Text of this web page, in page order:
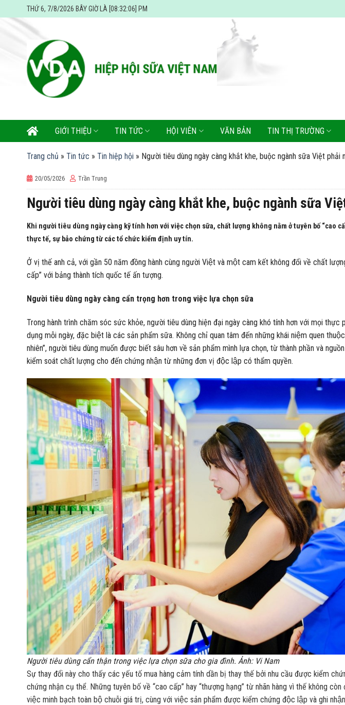
to
THỨ 6, 7/8/2026 BÂY GIỜ LÀ [08:32:07] PM
GIỚI THIỆU TIN TỨC HỘI VIÊN VĂN BẢN TIN THỊ TRƯỜNG
Trang chủ » Tin tức » Tin hiệp hội » Người tiêu dùng ngày càng khắt khe, buộc ngành sữa Việt phải
20/05/2026 Trần Trung
Người tiêu dùng ngày càng khắt khe, buộc ngành sữa
Khi người tiêu dùng ngày càng kỹ tính hơn với việc chọn sữa, chất lượng không nằm ở tuyên bố “cao
thực tế, sự bảo chứng từ các tổ chức kiểm định uy tín.
Ở vị thế anh cả, với gần 50 năm đồng hành cùng người Việt và một cam kết không đổi về chất
cấp” với bảng thành tích quốc tế ấn tượng.
Người tiêu dùng ngày càng cẩn trọng hơn trong việc lựa chọn sữa
Trong hành trình chăm sóc sức khỏe, người tiêu dùng hiện đại ngày càng khó tính hơn với mọi thực
dụng mỗi ngày, đặc biệt là các sản phẩm sữa. Không chỉ quan tâm đến những khái niệm quen
nhiên”, người tiêu dùng muốn được biết sâu hơn về sản phẩm mình lựa chọn, từ thành phần và
kiểm soát chất lượng cho đến chứng nhận từ những đơn vị độc lập có thẩm quyền.
Người tiêu dùng cẩn thận trong việc lựa chọn sữa cho gia đình. Ảnh: Vi Nam
Sự thay đổi này cho thấy các yếu tố mua hàng cảm tính dần bị thay thế bởi nhu cầu được kiểm
chứng nhận cụ thể. Những tuyên bố về “cao cấp” hay “thượng hạng” từ nhãn hàng vì thế không
việc minh bạch toàn bộ chuỗi giá trị, cùng với việc sản phẩm được kiểm chứng độc lập và ghi